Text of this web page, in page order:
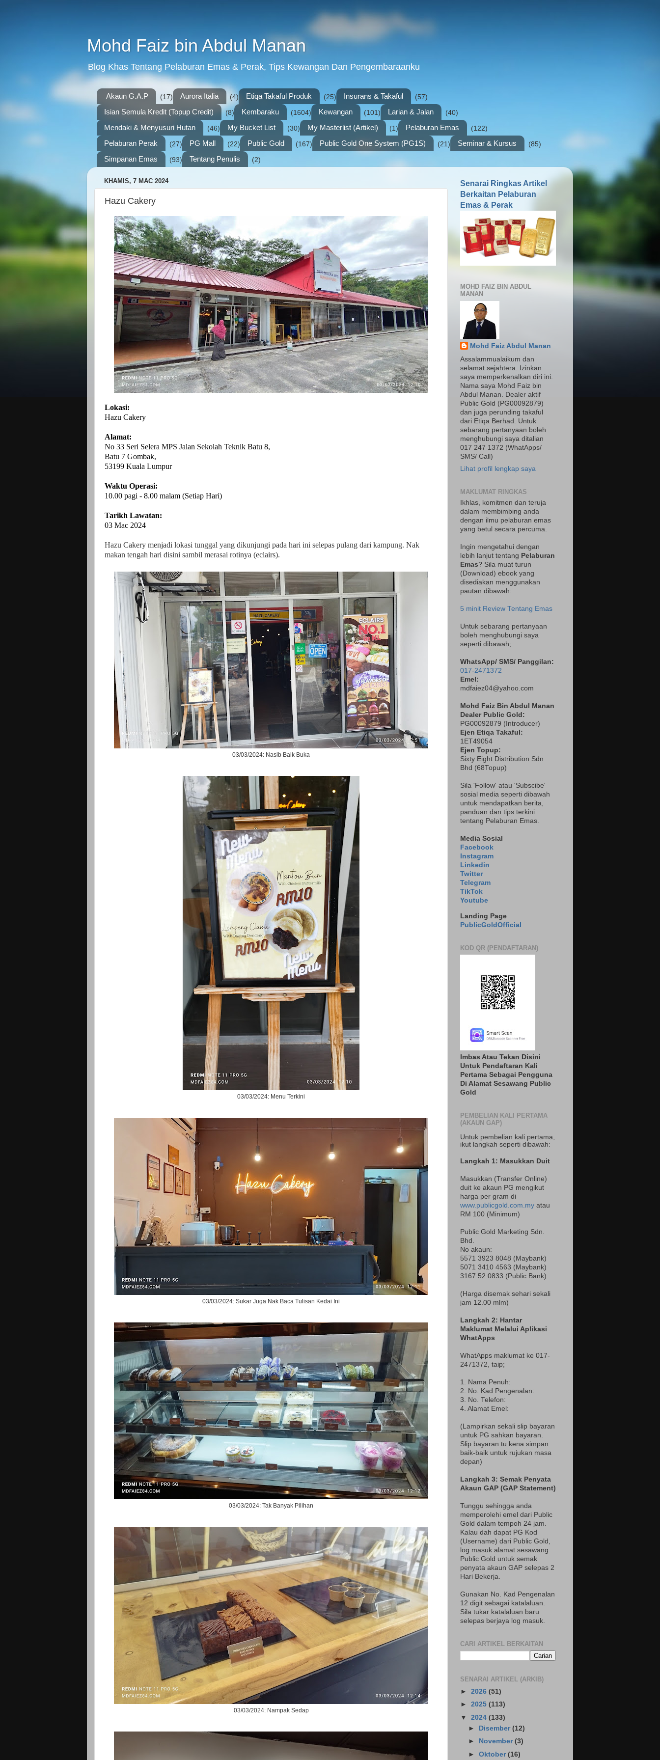
Mohd Faiz bin Abdul Manan
Blog Khas Tentang Pelaburan Emas & Perak, Tips Kewangan Dan Pengembaraanku
Akaun G.A.P (17) Aurora Italia (4) Etiqa Takaful Produk (25) Insurans & Takaful (57)
Isian Semula Kredit (Topup Credit) (8) Kembaraku (1604) Kewangan (101) Larian & Jalan (40)
Mendaki & Menyusuri Hutan (46) My Bucket List (30) My Masterlist (Artikel) (1) Pelaburan Emas (122)
Pelaburan Perak (27) PG Mall (22) Public Gold (167) Public Gold One System (PG1S) (21) Seminar & Kursus (85)
Simpanan Emas (93) Tentang Penulis (2)
KHAMIS, 7 MAC 2024
Hazu Cakery
Lokasi:
Hazu Cakery
Alamat:
No 33 Seri Selera MPS Jalan Sekolah Teknik Batu 8,
Batu 7 Gombak,
53199 Kuala Lumpur
Waktu Operasi:
10.00 pagi - 8.00 malam (Setiap Hari)
Tarikh Lawatan:
03 Mac 2024
Hazu Cakery menjadi lokasi tunggal yang dikunjungi pada hari ini selepas pulang dari kampung. Nak
makan tengah hari disini sambil merasai rotinya (eclairs).
03/03/2024: Nasib Baik Buka
03/03/2024: Menu Terkini
03/03/2024: Sukar Juga Nak Baca Tulisan Kedai Ini
03/03/2024: Tak Banyak Pilihan
03/03/2024: Nampak Sedap
Senarai Ringkas Artikel
Berkaitan Pelaburan
Emas & Perak
MOHD FAIZ BIN ABDUL
MANAN
Mohd Faiz Abdul Manan
Assalammualaikum dan
selamat sejahtera. Izinkan
saya memperkenalkan diri ini.
Nama saya Mohd Faiz bin
Abdul Manan. Dealer aktif
Public Gold (PG00092879)
dan juga perunding takaful
dari Etiqa Berhad. Untuk
sebarang pertanyaan boleh
menghubungi saya ditalian
017 247 1372 (WhatApps/
SMS/ Call)
Lihat profil lengkap saya
MAKLUMAT RINGKAS
Ikhlas, komitmen dan teruja
dalam membimbing anda
dengan ilmu pelaburan emas
yang betul secara percuma.
Ingin mengetahui dengan
lebih lanjut tentang Pelaburan
Emas? Sila muat turun
(Download) ebook yang
disediakan menggunakan
pautan dibawah:
5 minit Review Tentang Emas
Untuk sebarang pertanyaan
boleh menghubungi saya
seperti dibawah;
WhatsApp/ SMS/ Panggilan:
017-2471372
Emel:
mdfaiez04@yahoo.com
Mohd Faiz Bin Abdul Manan
Dealer Public Gold:
PG00092879 ( Introducer)
Ejen Etiqa Takaful:
1ET49054
Ejen Topup:
Sixty Eight Distribution Sdn
Bhd (68Topup)
Sila 'Follow' atau 'Subscibe'
sosial media seperti dibawah
untuk mendapatkan berita,
panduan dan tips terkini
tentang Pelaburan Emas.
Media Sosial
Facebook
Instagram
Linkedin
Twitter
Telegram
TikTok
Youtube
Landing Page
PublicGoldOfficial
KOD QR (PENDAFTARAN)
Imbas Atau Tekan Disini
Untuk Pendaftaran Kali
Pertama Sebagai Pengguna
Di Alamat Sesawang Public
Gold
PEMBELIAN KALI PERTAMA
(AKAUN GAP)
Untuk pembelian kali pertama,
ikut langkah seperti dibawah:
Langkah 1: Masukkan Duit
Masukkan (Transfer Online)
duit ke akaun PG mengikut
harga per gram di
www.publicgold.com.my atau
RM 100 (Minimum)
Public Gold Marketing Sdn.
Bhd.
No akaun:
5571 3923 8048 (Maybank)
5071 3410 4563 (Maybank)
3167 52 0833 (Public Bank)
(Harga disemak sehari sekali
jam 12.00 mlm)
Langkah 2: Hantar
Maklumat Melalui Aplikasi
WhatApps
WhatApps maklumat ke 017-
2471372 , taip;
1. Nama Penuh:
2. No. Kad Pengenalan:
3. No. Telefon:
4. Alamat Emel:
(Lampirkan sekali slip bayaran
untuk PG sahkan bayaran.
Slip bayaran tu kena simpan
baik-baik untuk rujukan masa
depan)
Langkah 3: Semak Penyata
Akaun GAP (GAP Statement)
Tunggu sehingga anda
memperolehi emel dari Public
Gold dalam tempoh 24 jam.
Kalau dah dapat PG Kod
(Username) dari Public Gold,
log masuk alamat sesawang
Public Gold untuk semak
penyata akaun GAP selepas 2
Hari Bekerja.
Gunakan No. Kad Pengenalan
12 digit sebagai katalaluan.
Sila tukar katalaluan baru
selepas berjaya log masuk.
CARI ARTIKEL BERKAITAN
SENARAI ARTIKEL (ARKIB)
► 2026 (51)
► 2025 (113)
▼ 2024 (133)
►
Disember(12)
►
November(3)
►Oktober(16)